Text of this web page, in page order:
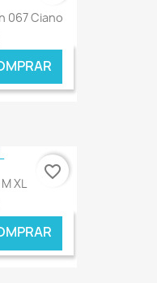
067 Ciano
XL
favorite_border